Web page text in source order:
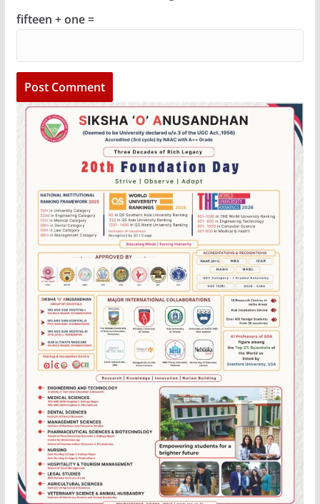
fifteen + one =